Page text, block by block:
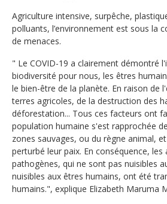
Agriculture intensive, surpêche,
polluants, l’environnement est sous la
de menaces.
" Le COVID-19 a clairement démontré
biodiversité pour nous, les êtres
le bien-être de la planète. En raison de
terres agricoles, de la destruction des
déforestation... Tous ces facteurs ont
population humaine s'est rapprochée
zones sauvages, ou du règne animal,
perturbé leur paix. En conséquence, les
pathogènes, qui ne sont pas nuisibles
nuisibles aux êtres humains, ont été
humains.", explique Elizabeth Maruma